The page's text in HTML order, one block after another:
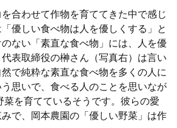
合わせて作物を育ててきた中で感じ
優しい食べ物は人を優しくする」と
ない「素直な食べ物」には、人を優
表取締役の榊さん（写真右）は言い
で純粋な素直な食べ物を多くの人に
思いで、食べる人のことを思いなが
菜を育てているそうです。彼らの愛
で、岡本農園の「優しい野菜」は作